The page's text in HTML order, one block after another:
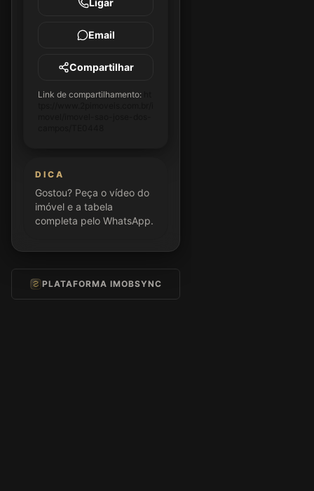
Ligar
Email
Compartilhar
Link de compartilhamento:
DICA
Gostou? Peça o vídeo do
imóvel e a tabela
completa pelo WhatsApp.
PLATAFORMA IMOBSYNC